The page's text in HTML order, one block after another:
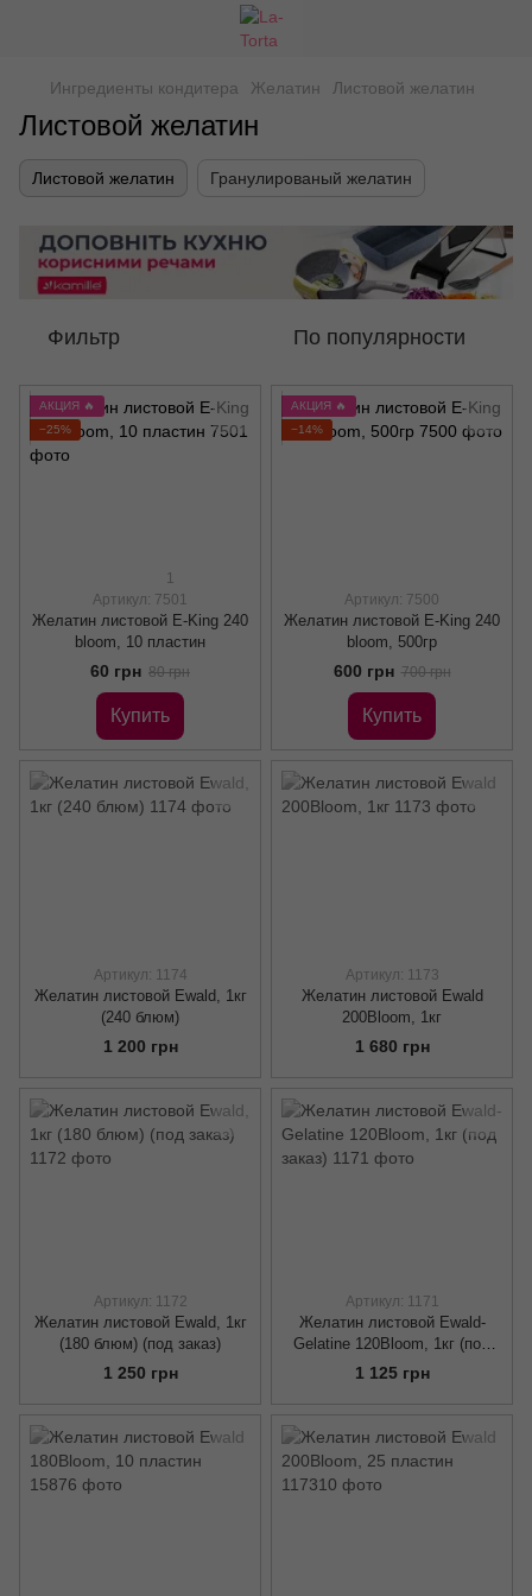
Ингредиенты кондитера Желатин Листовой желатин
Листовой желатин
Листовой желатин Гранулированый желатин
Фильтр По популярности
АКЦИЯ 🔥
−25%
1
Артикул: 7501
Желатин листовой E-King 240
bloom, 10 пластин
60 грн 80 грн
Купить
АКЦИЯ 🔥
−14%
Артикул: 7500
Желатин листовой E-King 240
bloom, 500гр
600 грн 700 грн
Купить
Артикул: 1174
Желатин листовой Ewald, 1кг
(240 блюм)
1 200 грн
Артикул: 1173
Желатин листовой Ewald
200Bloom, 1кг
1 680 грн
Артикул: 1172
Желатин листовой Ewald, 1кг
(180 блюм) (под заказ)
1 250 грн
Артикул: 1171
Желатин листовой Ewald-
Gelatine 120Bloom, 1кг (под
заказ)
1 125 грн